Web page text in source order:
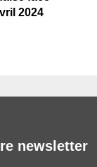
2024
newsletter